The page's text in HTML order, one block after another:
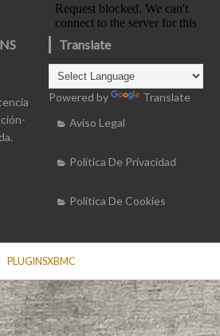
.
Translate
Powered by
Translate
Aviso Legal
Política De Privacidad
Politica De Cookies
PLUGINSXBMC